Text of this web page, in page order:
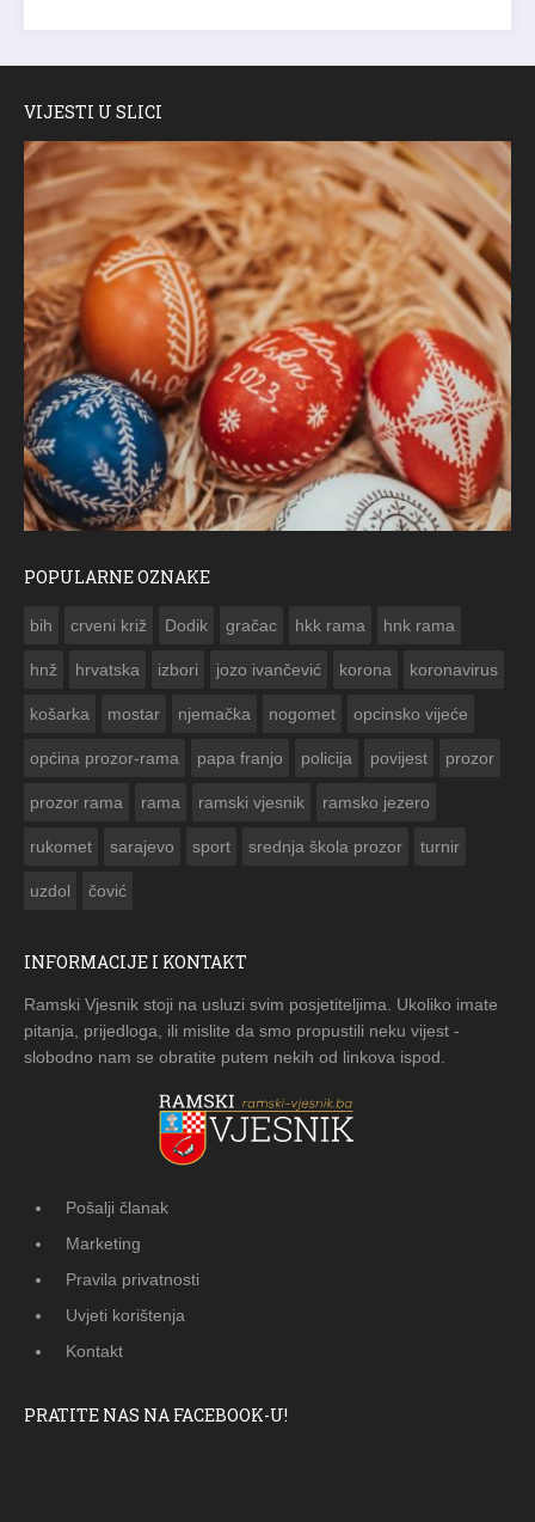
VIJESTI U SLICI
POPULARNE OZNAKE
bih crveni križ Dodik gračac hkk rama hnk rama
hnž hrvatska izbori jozo ivančević korona koronavirus
košarka mostar njemačka nogomet opcinsko vijeće
općina prozor-rama papa franjo policija povijest prozor
prozor rama rama ramski vjesnik ramsko jezero
rukomet sarajevo sport srednja škola prozor turnir
uzdol čović
INFORMACIJE I KONTAKT
Ramski Vjesnik stoji na usluzi svim posjetiteljima. Ukoliko imate
pitanja, prijedloga, ili mislite da smo propustili neku vijest -
slobodno nam se obratite putem nekih od linkova ispod.
Pošalji članak
Marketing
Pravila privatnosti
Uvjeti korištenja
Kontakt
PRATITE NAS NA FACEBOOK-U!